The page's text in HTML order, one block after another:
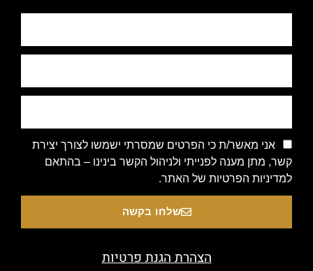
אני מאשר/ת כי הפרטים שמסרתי ישמשו לצורך יצירת
קשר, מתן מענה לפנייתי ולניהול הקשר בינינו – בהתאם
למדיניות הפרטיות של האתר.
שלחו בקשה
הצהרת הגנת פרטיות